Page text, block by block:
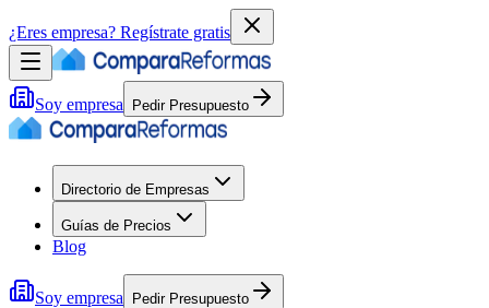
¿Eres empresa? Regístrate gratis
Soy empresa Pedir Presupuesto
Directorio de Empresas
Guías de Precios
Blog
Soy empresa Pedir Presupuesto